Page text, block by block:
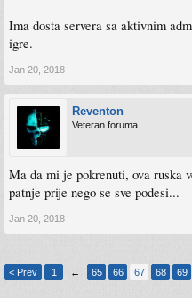
Ima dosta servera sa aktivnim
igre.
Jan 20, 2018
Reventon
Veteran foruma
Ma da mi je pokrenuti, ova ruska
patnje prije nego se sve podesi...
Jan 20, 2018
< Prev
1 ← 65 66 67 68 69